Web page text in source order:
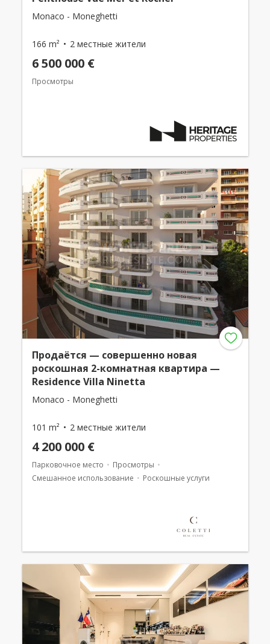
Monaco - Moneghetti
166 m² 2 местные жители
6 500 000 €
Просмотры
Продаётся — совершенно новая
роскошная 2-комнатная квартира —
Residence Villa Ninetta
Monaco - Moneghetti
101 m² 2 местные жители
4 200 000 €
Парковочное место
Просмотры
Смешанное использование
Роскошные услуги